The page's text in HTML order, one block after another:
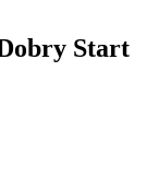
Start